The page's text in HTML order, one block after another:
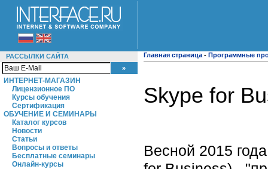
РАССЫЛКИ САЙТА
ИНТЕРНЕТ-МАГАЗИН
Лицензионное ПО
Курсы обучения
Сертификация
ОБУЧЕНИЕ И СЕМИНАРЫ
Каталог курсов
Новости
Статьи
Вопросы и ответы
Бесплатные семинары
Онлайн-курсы
Главная страница - Программные
Skype for
Весной 2015